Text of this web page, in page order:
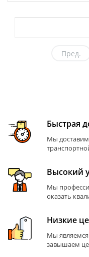
Пред.
Быстрая
Мы доставим
Высокий
Мы
оказать
Низкие
Мы
завышаем